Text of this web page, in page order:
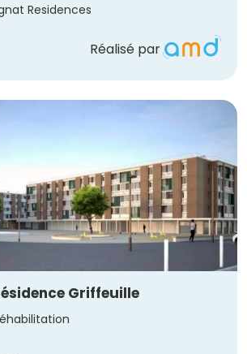
Residences
Réalisé par
Griffeuille